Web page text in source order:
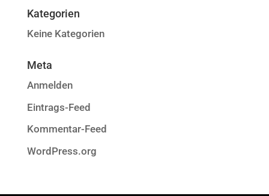
Kategorien
Keine Kategorien
Meta
Anmelden
Eintrags-Feed
Kommentar-Feed
WordPress.org